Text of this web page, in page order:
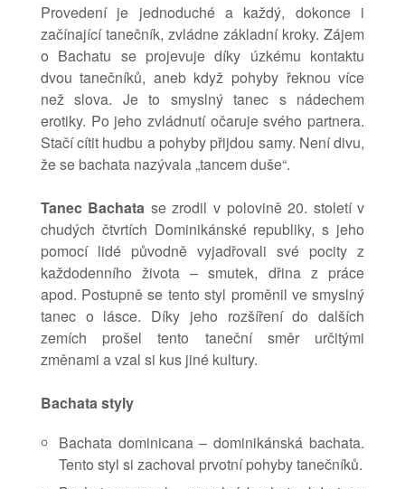
Provedení je jednoduché a každý, dokonce i
začínající tanečník, zvládne základní kroky. Zájem
o Bachatu se projevuje díky úzkému kontaktu
dvou tanečníků, aneb když pohyby řeknou více
než slova. Je to smyslný tanec s nádechem
erotiky. Po jeho zvládnutí očaruje svého partnera.
Stačí cítit hudbu a pohyby přijdou samy. Není divu,
že se bachata nazývala „tancem duše“.
Tanec Bachata se zrodil v polovině 20. století v
chudých čtvrtích Dominikánské republiky, s jeho
pomocí lidé původně vyjadřovali své pocity z
každodenního života – smutek, dřina z práce
apod. Postupně se tento styl proměnil ve smyslný
tanec o lásce. Díky jeho rozšíření do dalších
zemích prošel tento taneční směr určitými
změnami a vzal si kus jiné kultury.
Bachata styly
Bachata dominicana – dominikánská bachata.
Tento styl si zachoval prvotní pohyby tanečníků.